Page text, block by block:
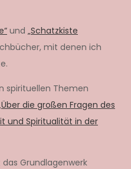
und „Schatzkiste
mit denen ich
spirituellen Themen
Über die großen Fragen des
und Spiritualität in der
Grundlagenwerk